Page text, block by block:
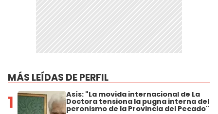
MÁS LEÍDAS DE PERFIL
1 Asís: "La movida internacional de La
Doctora tensiona la pugna interna del
peronismo de la Provincia del Pecado"